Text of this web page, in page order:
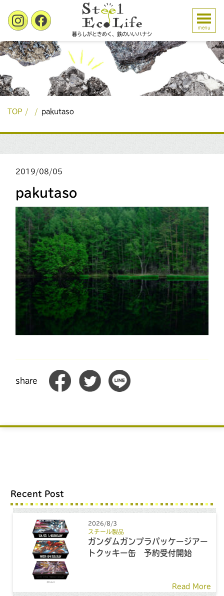
暮らしがときめく、鉄のいいハナシ
menu
TOP pakutaso
2019/08/05
pakutaso
share
Recent Post
2026/8/3
スチール製品
ガンダムガンプラパッケージアー
トクッキー缶 予約受付開始
Read More